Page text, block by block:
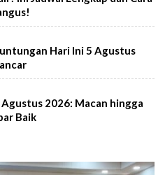
Hari Ini 5 Agustus
2026: Macan hingga
Baik